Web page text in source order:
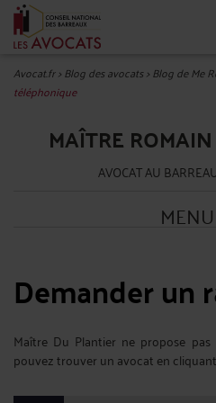
Avocat.fr>Blog des avocats>Blog de Me
téléphonique
MAÎTRE
AVOCAT AU
MENU
Demander un
Maître Du Plantier ne propose
pouvez trouver un avocat en